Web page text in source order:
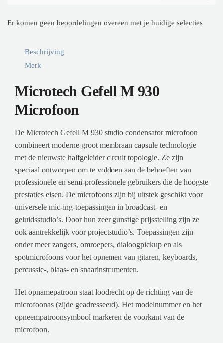
Er komen geen beoordelingen overeen met je huidige selecties
Beschrijving
Merk
Microtech Gefell M 930
Microfoon
De Microtech Gefell M 930 studio condensator microfoon
combineert moderne groot membraan capsule technologie
met de nieuwste halfgeleider circuit topologie. Ze zijn
speciaal ontworpen om te voldoen aan de behoeften van
professionele en semi-professionele gebruikers die de hoogste
prestaties eisen. De microfoons zijn bij uitstek geschikt voor
universele mic-ing-toepassingen in broadcast- en
geluidsstudio’s. Door hun zeer gunstige prijsstelling zijn ze
ook aantrekkelijk voor projectstudio’s. Toepassingen zijn
onder meer zangers, omroepers, dialoogpickup en als
spotmicrofoons voor het opnemen van gitaren, keyboards,
percussie-, blaas- en snaarinstrumenten.
Het opnamepatroon staat loodrecht op de richting van de
microfoonas (zijde geadresseerd). Het modelnummer en het
opneempatroonsymbool markeren de voorkant van de
microfoon.